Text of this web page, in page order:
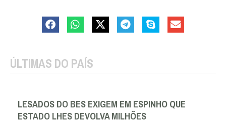
ÚLTIMAS DO PAÍS
LESADOS DO BES EXIGEM EM ESPINHO QUE
ESTADO LHES DEVOLVA MILHÕES